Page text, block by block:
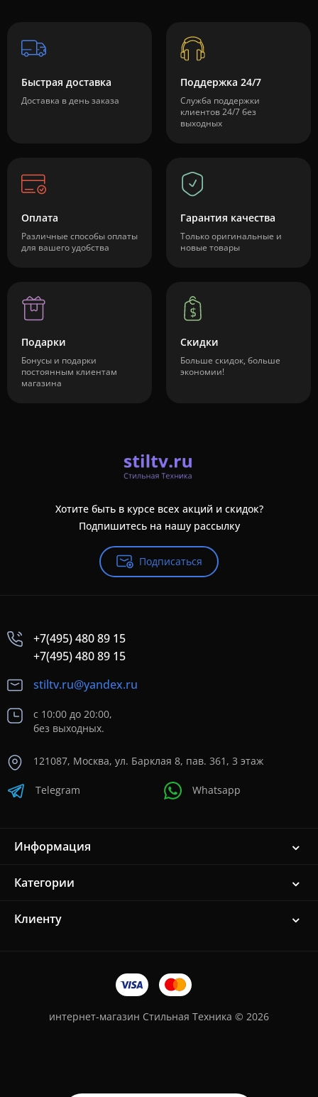
Быстрая доставка
Доставка в день заказа
Поддержка 24/7
Служба поддержки
клиентов 24/7 без
выходных
Оплата
Различные способы оплаты
для вашего удобства
Гарантия качества
Только оригинальные и
новые товары
Подарки
Бонусы и подарки
постоянным клиентам
магазина
Скидки
Больше скидок, больше
экономии!
Хотите быть в курсе всех акций и скидок?
Подпишитесь на нашу рассылку
Подписаться
+7(495) 480 89 15
+7(495) 480 89 15
stiltv.ru@yandex.ru
с 10:00 до 20:00,
без выходных.
121087, Москва, ул. Барклая 8, пав. 361, 3 этаж
Telegram Whatsapp
Информация
Категории
Клиенту
интернет-магазин Стильная Техника © 2026